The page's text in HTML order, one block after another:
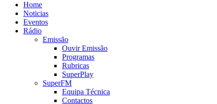
Home
Noticias
Eventos
Rádio
Emissão
Ouvir Emissão
Programas
Rubricas
SuperPlay
SuperFM
Equipa Técnica
Contactos